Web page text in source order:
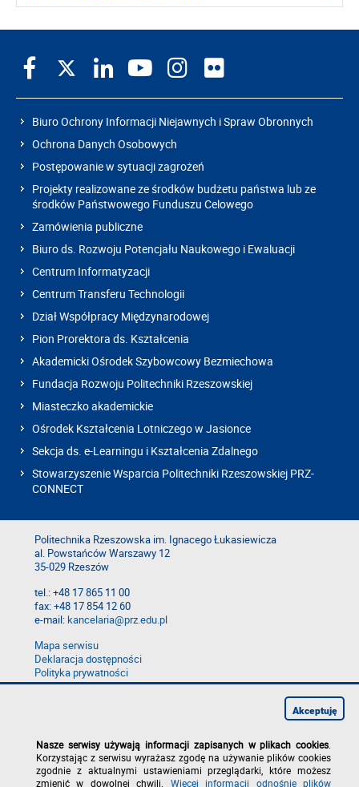
Biuro Ochrony Informacji Niejawnych i Spraw Obronnych
Ochrona Danych Osobowych
Postępowanie w sytuacji zagrożeń
Projekty realizowane ze środków budżetu państwa lub ze
środków Państwowego Funduszu Celowego
Zamówienia publiczne
Biuro ds. Rozwoju Potencjału Naukowego i Ewaluacji
Centrum Informatyzacji
Centrum Transferu Technologii
Dział Współpracy Międzynarodowej
Pion Prorektora ds. Kształcenia
Akademicki Ośrodek Szybowcowy Bezmiechowa
Fundacja Rozwoju Politechniki Rzeszowskiej
Miasteczko akademickie
Ośrodek Kształcenia Lotniczego w Jasionce
Sekcja ds. e-Learningu i Kształcenia Zdalnego
Stowarzyszenie Wsparcia Politechniki Rzeszowskiej PRZ-
CONNECT
Politechnika Rzeszowska im. Ignacego Łukasiewicza
al. Powstańców Warszawy 12
35-029 Rzeszów
tel.: +48 17 865 11 00
fax: +48 17 854 12 60
e-mail:kancelaria@prz.edu.pl
Mapa serwisu
Deklaracja dostępności
Polityka prywatności
Zgłoś błąd na stronie
Nasze serwisy używają informacji zapisanych w plikach cookies
Korzystając z serwisu wyrażasz zgodę na używanie plików cookies
zgodnie z aktualnymi ustawieniami przeglądarki, które możesz
zmienić w dowolnej chwili. Więcej informacji odnośnie plików
Akceptuję